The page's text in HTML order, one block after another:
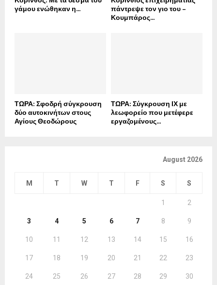
γάμου ενώθηκαν η... πάντρεψε τον γιο του –
Κουμπάρος...
ΤΩΡΑ: Σφοδρή σύγκρουση
δύο αυτοκινήτων στους
Αγίους Θεοδώρους
ΤΩΡΑ: Σύγκρουση ΙΧ με
λεωφορείο που μετέφερε
εργαζομένους...
August 2026
M T W T F S S
1 2
3 4 5 6 7 8 9
10 11 12 13 14 15 16
17 18 19 20 21 22 23
24 25 26 27 28 29 30